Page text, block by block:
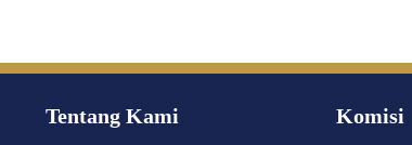
Tentang Kami Komisi